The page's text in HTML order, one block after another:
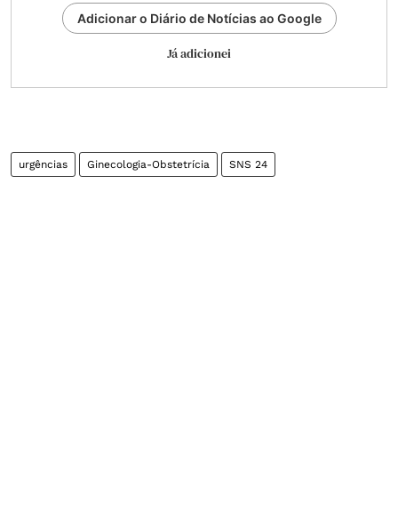
Adicionar o Diário de Notícias ao Google
Já adicionei
urgências Ginecologia-Obstetrícia SNS 24